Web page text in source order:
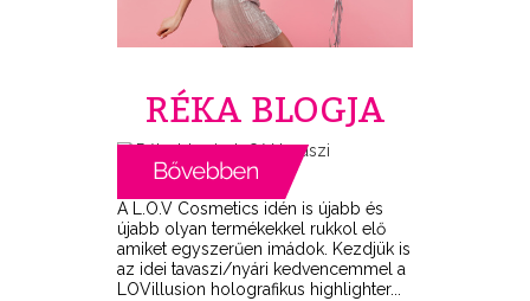
RÉKA BLOGJA
A L.O.V Cosmetics idén is újabb és
újabb olyan termékekkel rukkol elő
amiket egyszerűen imádok. Kezdjük is
az idei tavaszi/nyári kedvencemmel a
LOVillusion holografikus highlighter...